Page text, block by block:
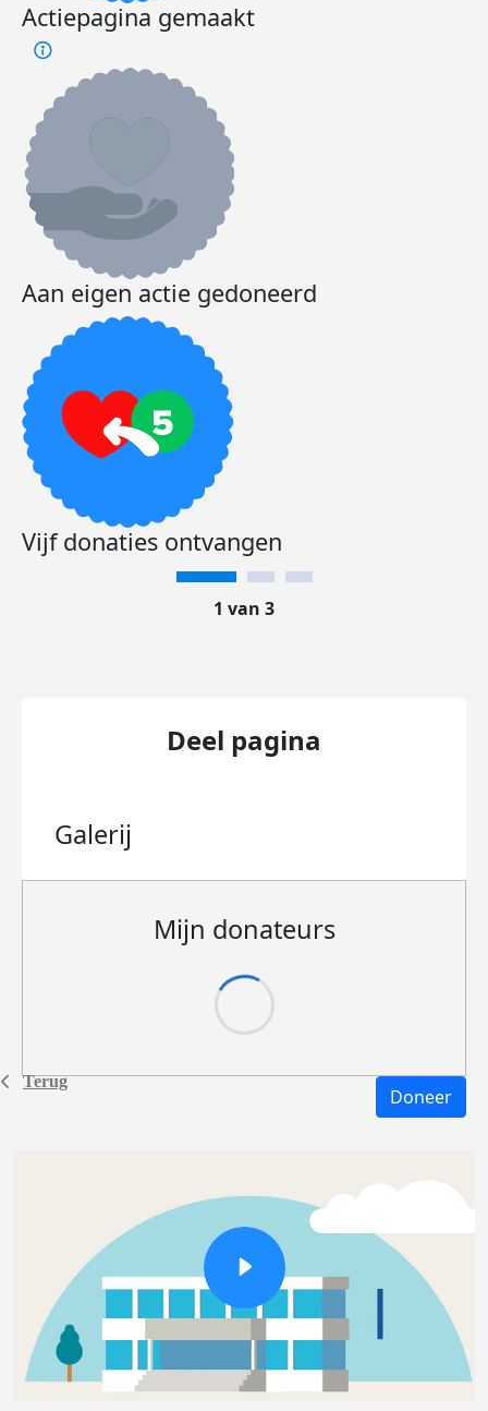
Terug
Actiepagina gemaakt
Aan eigen actie gedoneerd
Vijf donaties ontvangen
1 van 3
Deel pagina
Galerij
Mijn donateurs
Doneer